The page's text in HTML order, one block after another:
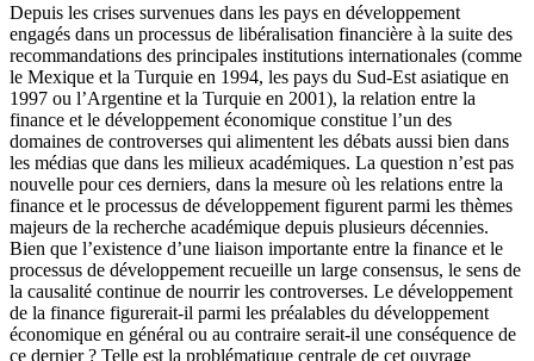
Depuis les crises survenues dans les pays en développement
engagés dans un processus de libéralisation financière à la suite des
recommandations des principales institutions internationales (comme
le Mexique et la Turquie en 1994, les pays du Sud-Est asiatique en
1997 ou l’Argentine et la Turquie en 2001), la relation entre la
finance et le développement économique constitue l’un des
domaines de controverses qui alimentent les débats aussi bien dans
les médias que dans les milieux académiques. La question n’est pas
nouvelle pour ces derniers, dans la mesure où les relations entre la
finance et le processus de développement figurent parmi les thèmes
majeurs de la recherche académique depuis plusieurs décennies.
Bien que l’existence d’une liaison importante entre la finance et le
processus de développement recueille un large consensus, le sens de
la causalité continue de nourrir les controverses. Le développement
de la finance figurerait-il parmi les préalables du développement
économique en général ou au contraire serait-il une conséquence de
ce dernier ? Telle est la problématique centrale de cet ouvrage